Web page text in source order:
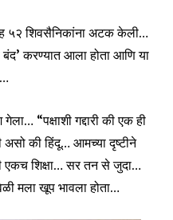
५२ शिवसैनिकांना अटक केली…
करण्यात आला होता आणि या
“पक्षाशी गद्दारी की एक ही
की हिंदू… आमच्या दृष्टीने
एकच शिक्षा… सर तन से जुदा…
मला खूप भावला होता…